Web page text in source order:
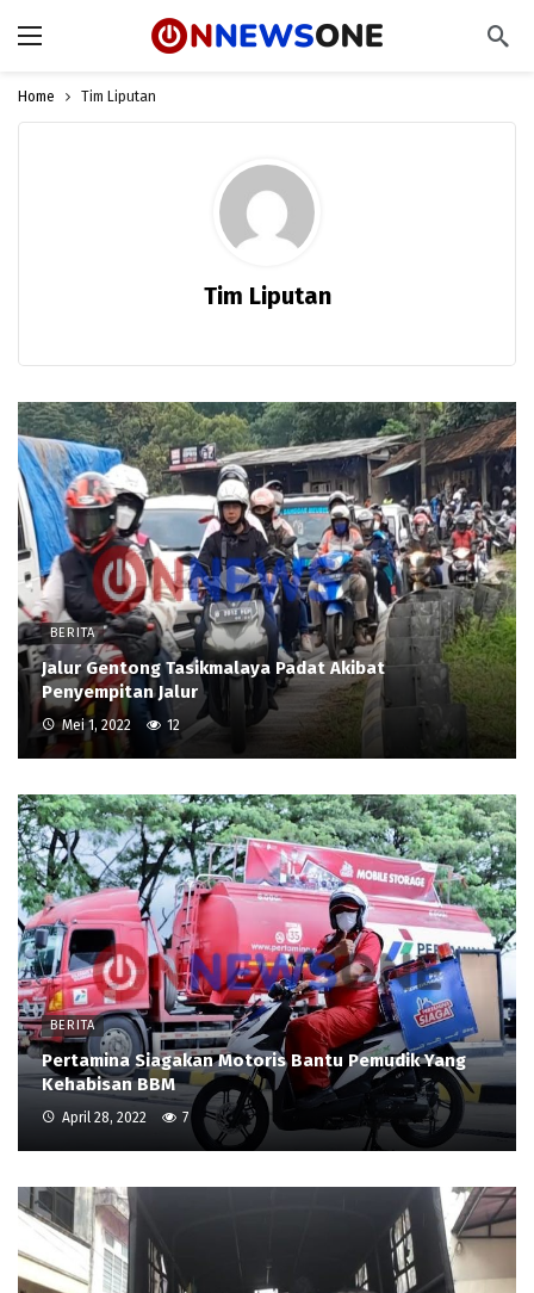
Home Tim Liputan
Tim Liputan
BERITA
Jalur Gentong Tasikmalaya Padat Akibat
Penyempitan Jalur
Mei 1, 2022 12
BERITA
Pertamina Siagakan Motoris Bantu Pemudik Yang
Kehabisan BBM
April 28, 2022 7